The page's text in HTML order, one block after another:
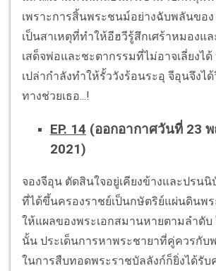
เพราะการสิ้นพระชนม์อย่างฉับพลันของ
เป็นสาเหตุที่ทำให้อีฮวีรู้สึกเศร้าหมองแ
เสด็จพ่อและชะตากรรมที่ไม่อาจเลี่ยงได้
เปล่ากำลังทำให้รั้ววังร้อนระอุ จีอุนจึงไ
ทางช่วยเธอ...!
EP. 14 (ออกอากาศวันที่ 23
2021)
จองจีอุน ตัดสินใจอยู่เคียงข้างและปรนนิ
ที่ได้ขึ้นครองราชย์เป็นกษัตริย์แผ่นดินพร
ให้แผลของพระเอกสมานหายตามลำดั
นั้น ประเด็นการหาพระชายาที่คู่ควรกับ
ในการสืบทอดพระราชบัลลังก์ก็ยิ่งได้รับ